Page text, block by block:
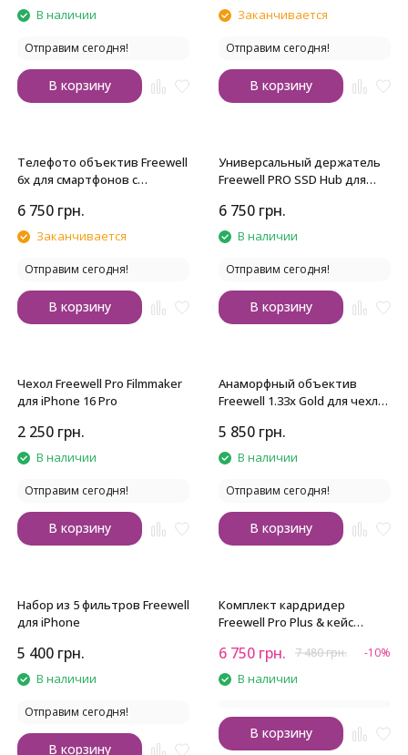
В наличии
Отправим сегодня!
В корзину
Заканчивается
Отправим сегодня!
В корзину
Телефото объектив Freewell
6x для смартфонов с
6 750 грн.
Заканчивается
Отправим сегодня!
В корзину
Универсальный держатель
Freewell PRO SSD Hub для
6 750 грн.
В наличии
Отправим сегодня!
В корзину
Чехол Freewell Pro Filmmaker
для iPhone 16 Pro
2 250 грн.
В наличии
Отправим сегодня!
В корзину
Анаморфный объектив
Freewell 1.33x Gold для чехла
5 850 грн.
В наличии
Отправим сегодня!
В корзину
Набор из 5 фильтров Freewell
для iPhone
5 400 грн.
В наличии
Отправим сегодня!
В корзину
Комплект кардридер
Freewell Pro Plus & кейс
6 750 грн. 7 480грн. -10%
В наличии
В корзину